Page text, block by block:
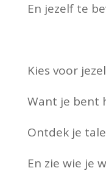
En jezelf te
Kies voor
Want je bent
Ontdek je
En zie wie je